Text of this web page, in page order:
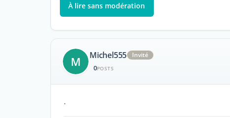
À lire sans modération
M Michel555 Invité
0POSTS
.